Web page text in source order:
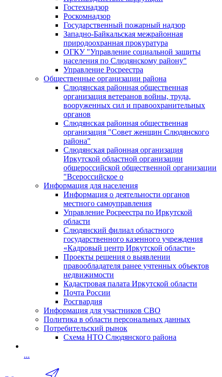
Гостехнадзор
Роскомнадзор
Государственный пожарный надзор
Западно-Байкальская межрайонная
природоохранная прокуратура
ОГКУ "Управление социальной защиты
населения по Слюдянскому району"
Управление Росреестра
Общественные организации района
Слюдянская районная общественная
организация ветеранов войны, труда,
вооруженных сил и правоохранительных
органов
Слюдянская районная общественная
организация "Совет женщин Слюдянского
района"
Слюдянская районная организация
Иркутской областной организации
общероссийской общественной организации
"Всероссийское о
Информация для населения
Информация о деятельности органов
местного самоуправления
Управление Росреестра по Иркутской
области
Слюдянский филиал областного
государственного казенного учреждения
«Кадровый центр Иркутской области»
Проекты решения о выявлении
правообладателя ранее учтенных объектов
недвижимости
Кадастровая палата Иркутской области
Почта России
Росгвардия
Информация для участников СВО
Политика в области персональных данных
Потребительский рынок
Схема НТО Слюдянского района
...